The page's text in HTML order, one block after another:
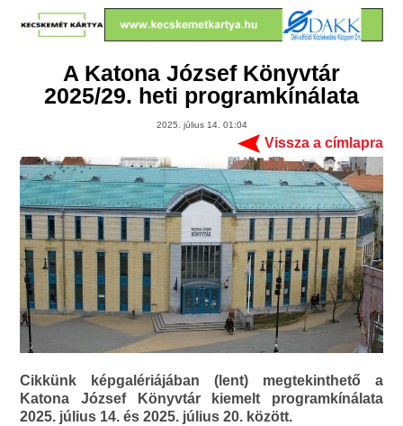
A Katona József Könyvtár
2025/29. heti programkínálata
2025. július 14. 01:04
Vissza a címlapra
Cikkünk képgalériájában (lent) megtekinthető a
Katona József Könyvtár kiemelt programkínálata
2025. július 14. és 2025. július 20. között.